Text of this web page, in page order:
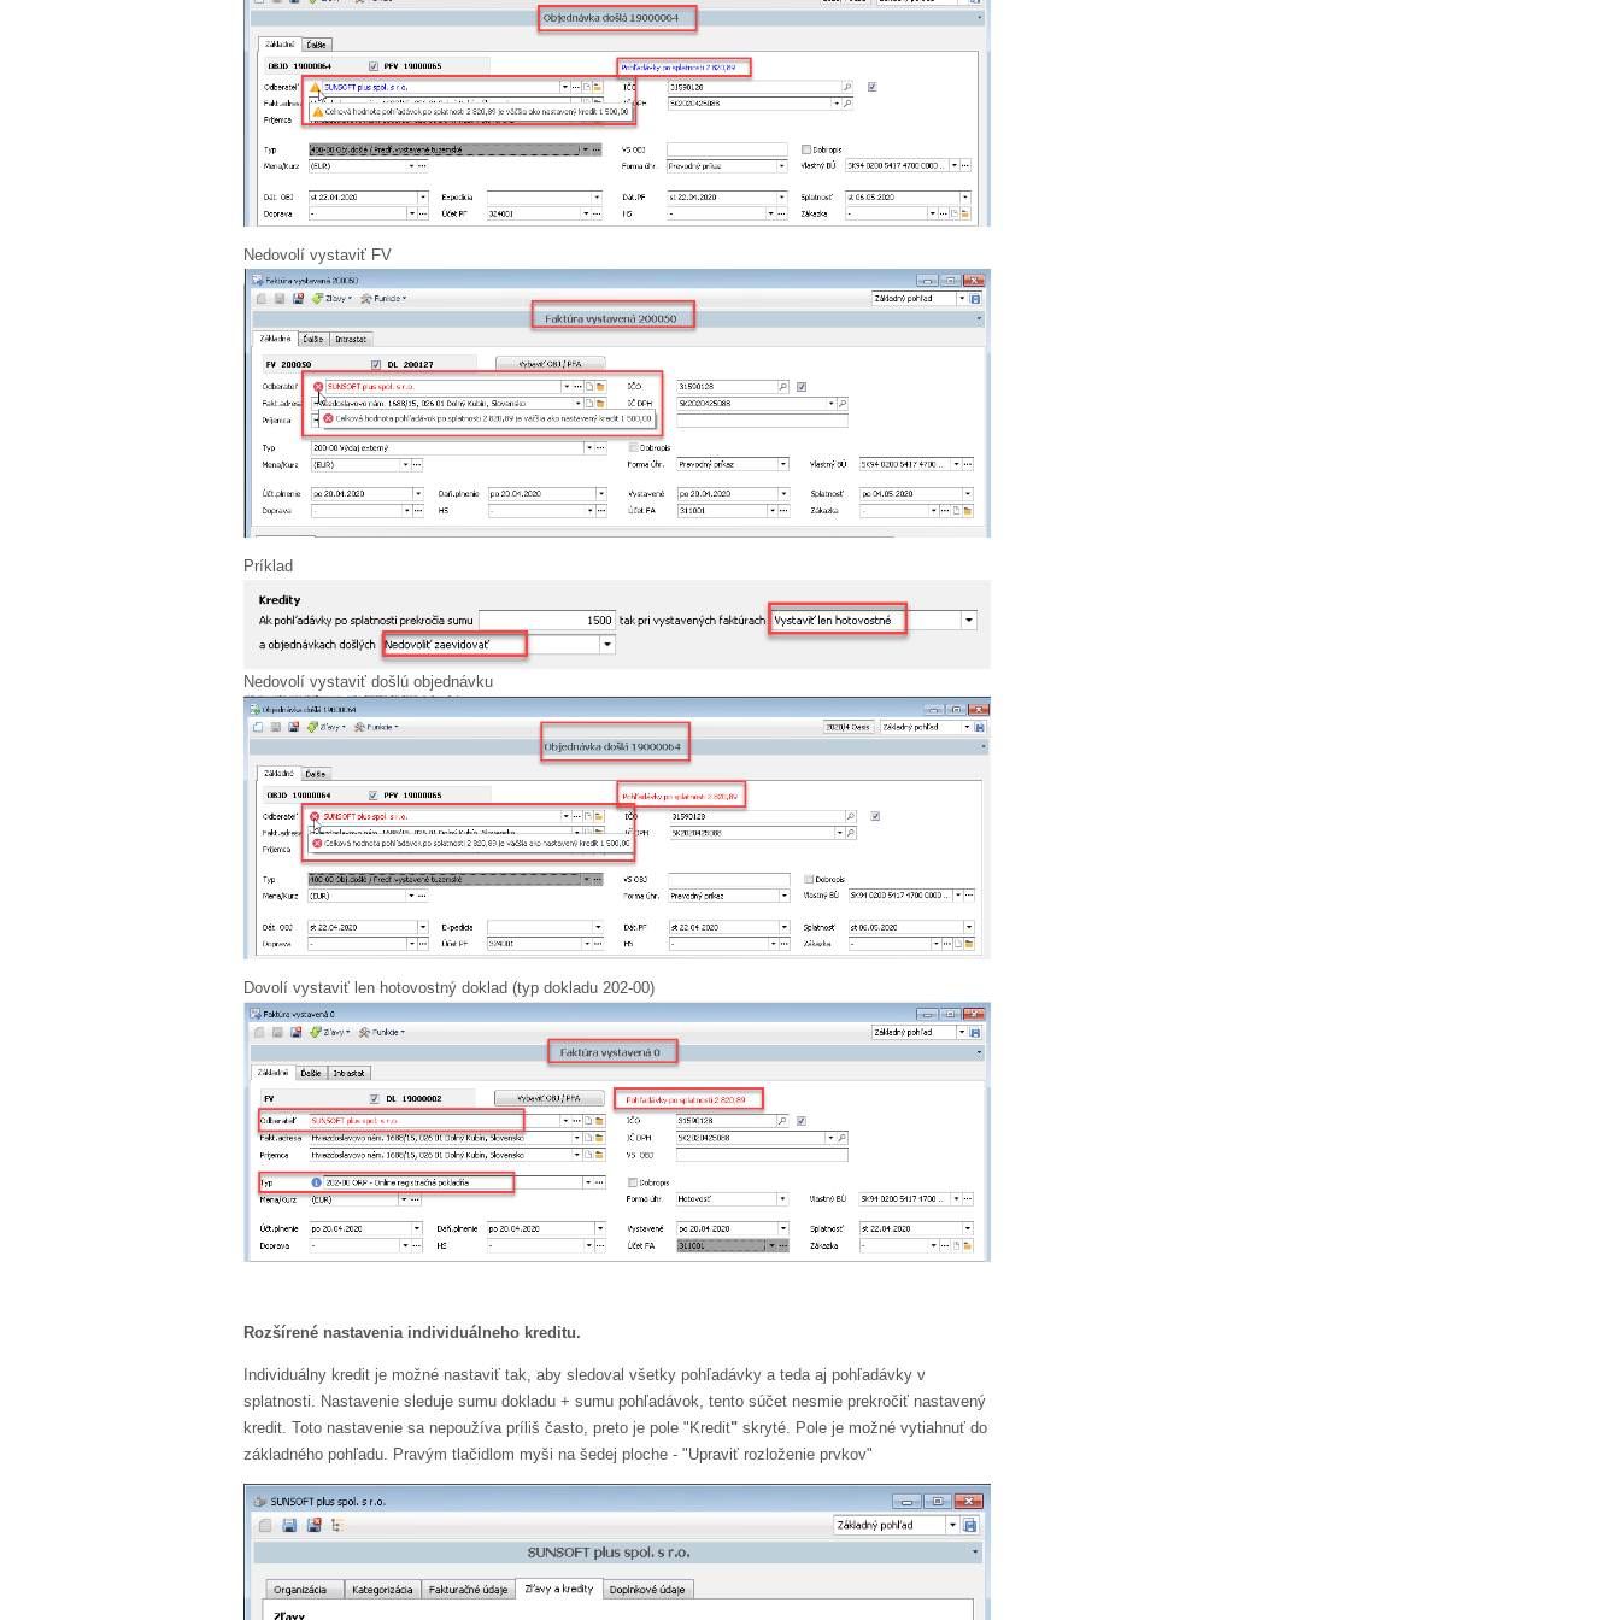
Nedovolí vystaviť FV
Príklad
Nedovolí vystaviť došlú objednávku
Dovolí vystaviť len hotovostný doklad (typ dokladu 202-00)
Rozšírené nastavenia individuálneho kreditu.
Individuálny kredit je možné nastaviť tak, aby sledoval všetky pohľadávky a teda aj pohľadávky v
splatnosti. Nastavenie sleduje sumu dokladu + sumu pohľadávok, tento súčet nesmie prekročiť nastavený
kredit. Toto nastavenie sa nepoužíva príliš často, preto je pole "Kredit" skryté. Pole je možné vytiahnuť do
základného pohľadu. Pravým tlačidlom myši na šedej ploche - "Upraviť rozloženie prvkov"